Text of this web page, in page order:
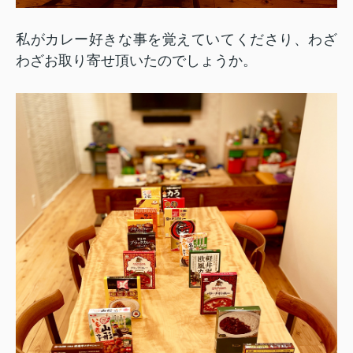
私がカレー好きな事を覚えていてくださり、わざ
わざお取り寄せ頂いたのでしょうか。